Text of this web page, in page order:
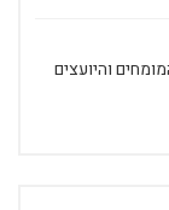
והיועצים